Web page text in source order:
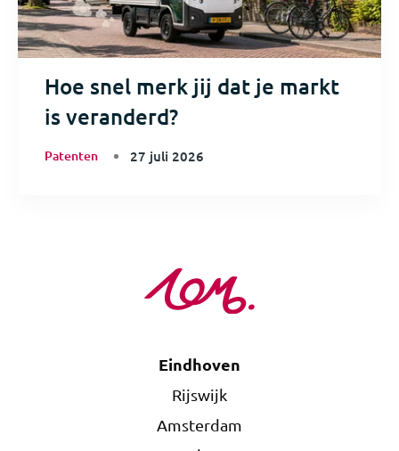
Hoe snel merk jij dat je markt
is veranderd?
Patenten 27 juli 2026
Eindhoven
Rijswijk
Amsterdam